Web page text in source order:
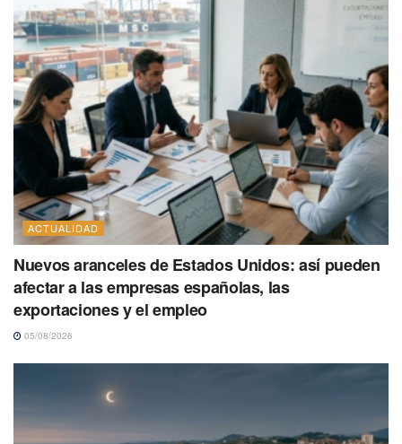
ACTUALIDAD
Nuevos aranceles de Estados Unidos: así pueden
afectar a las empresas españolas, las
exportaciones y el empleo
05/08/2026